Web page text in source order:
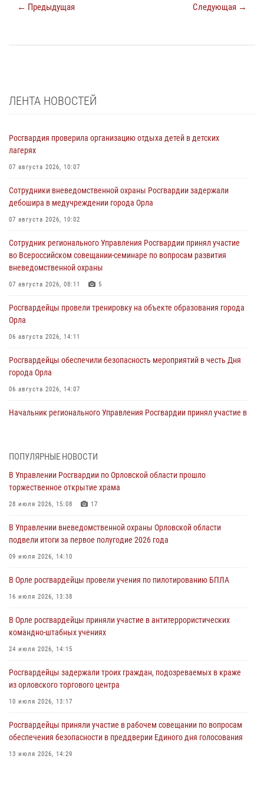
← Предыдущая Следующая →
ЛЕНТА НОВОСТЕЙ
Росгвардия проверила организацию отдыха детей в детских
лагерях
07 августа 2026, 10:07
Сотрудники вневедомственной охраны Росгвардии задержали
дебошира в медучреждении города Орла
07 августа 2026, 10:02
Сотрудник регионального Управления Росгвардии принял участие
во Всероссийском совещании-семинаре по вопросам развития
вневедомственной охраны
07 августа 2026, 08:11 5
Росгвардейцы провели тренировку на объекте образования города
Орла
06 августа 2026, 14:11
Росгвардейцы обеспечили безопасность мероприятий в честь Дня
города Орла
06 августа 2026, 14:07
Начальник регионального Управления Росгвардии принял участие в
первое полугодие
05 августа 2026, 13:12
совершении противоправных действий
04 августа 2026, 14:21
04 августа 2026, 14:06
предоставлении госуслуг
03 августа 2026, 14:30
ПОПУЛЯРНЫЕ НОВОСТИ
В Управлении Росгвардии по Орловской области прошло
торжественное открытие храма
28 июля 2026, 15:08 17
В Управлении вневедомственной охраны Орловской области
подвели итоги за первое полугодие 2026 года
09 июля 2026, 14:10
В Орле росгвардейцы провели учения по пилотированию БПЛА
16 июля 2026, 13:38
В Орле росгвардейцы приняли участие в антитеррористических
командно-штабных учениях
24 июля 2026, 14:15
Росгвардейцы задержали троих граждан, подозреваемых в краже
из орловского торгового центра
10 июля 2026, 13:17
Росгвардейцы приняли участие в рабочем совещании по вопросам
обеспечения безопасности в преддверии Единого дня голосования
13 июля 2026, 14:29